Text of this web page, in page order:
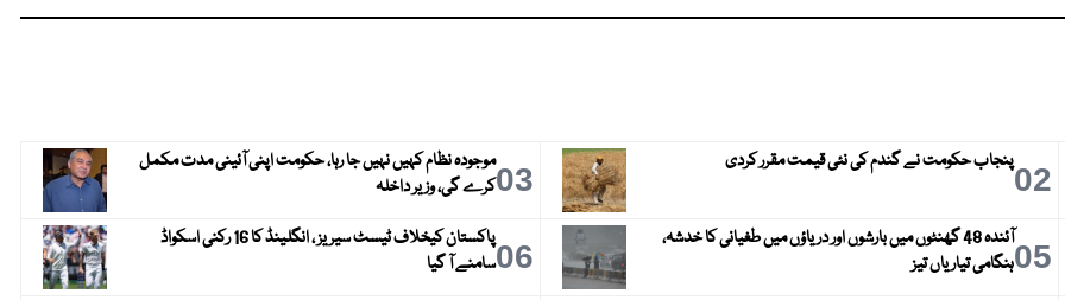
02پنجاب حکومت نے گندم کی نئی قیمت مقرر کردی 03موجودہ نظام کہیں نہیں جا رہا، حکومت اپنی آئینی مدت مکمل
کرے گی، وزیر داخلہ
05
آئندہ 48 گھنٹوں میں بارشوں اور دریاؤں میں طغیانی کا خدشہ،
ہنگامی تیاریاں تیز
06
پاکستان کیخلاف ٹیسٹ سیریز ، انگلینڈ کا 16 رکنی اسکواڈ
سامنے آ گیا